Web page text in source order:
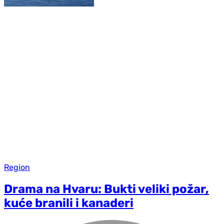
Region
Drama na Hvaru: Bukti veliki požar,
kuće branili i kanaderi